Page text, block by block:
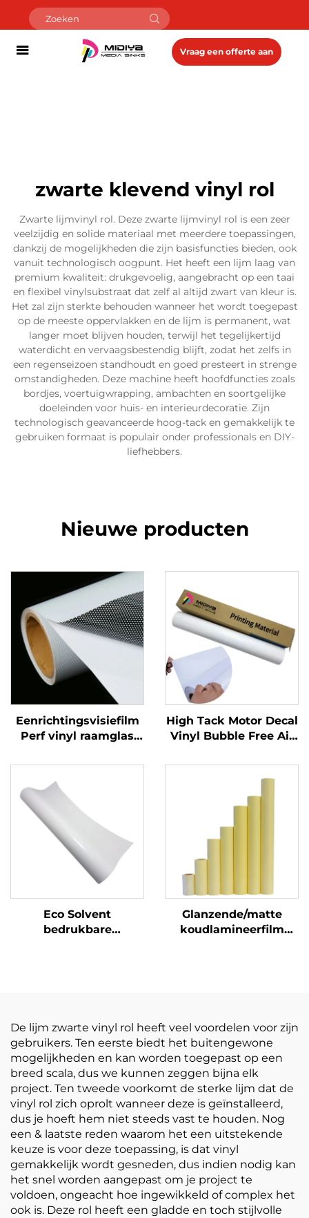
Vraag een offerte aan
zwarte klevend vinyl rol
Zwarte lijmvinyl rol. Deze zwarte lijmvinyl rol is een zeer
veelzijdig en solide materiaal met meerdere toepassingen,
dankzij de mogelijkheden die zijn basisfuncties bieden, ook
vanuit technologisch oogpunt. Het heeft een lijm laag van
premium kwaliteit: drukgevoelig, aangebracht op een taai
en flexibel vinylsubstraat dat zelf al altijd zwart van kleur is.
Het zal zijn sterkte behouden wanneer het wordt toegepast
op de meeste oppervlakken en de lijm is permanent, wat
langer moet blijven houden, terwijl het tegelijkertijd
waterdicht en vervaagsbestendig blijft, zodat het zelfs in
een regenseizoen standhoudt en goed presteert in strenge
omstandigheden. Deze machine heeft hoofdfuncties zoals
bordjes, voertuigwrapping, ambachten en soortgelijke
doeleinden voor huis- en interieurdecoratie. Zijn
technologisch geavanceerde hoog-tack en gemakkelijk te
gebruiken formaat is populair onder professionals en DIY-
liefhebbers.
Nieuwe producten
Eenrichtingsvisiefilm
Perf vinyl raamglas
Perforated Viny Roll
High Tack Motor Decal
Vinyl Bubble Free Air
Zelfklevende Vinylrol
voor Motor Auto Dirt
Bike Decal
Eco Solvent
bedrukbare
Glanzende/matte
koudlamineerfilm
De lijm zwarte vinyl rol heeft veel voordelen voor zijn
gebruikers. Ten eerste biedt het buitengewone
mogelijkheden en kan worden toegepast op een
breed scala, dus we kunnen zeggen bijna elk
project. Ten tweede voorkomt de sterke lijm dat de
vinyl rol zich oprolt wanneer deze is geïnstalleerd,
dus je hoeft hem niet steeds vast te houden. Nog
een & laatste reden waarom het een uitstekende
keuze is voor deze toepassing, is dat vinyl
gemakkelijk wordt gesneden, dus indien nodig kan
het snel worden aangepast om je project te
voldoen, ongeacht hoe ingewikkeld of complex het
ook is. Deze rol heeft een gladde en toch stijlvolle